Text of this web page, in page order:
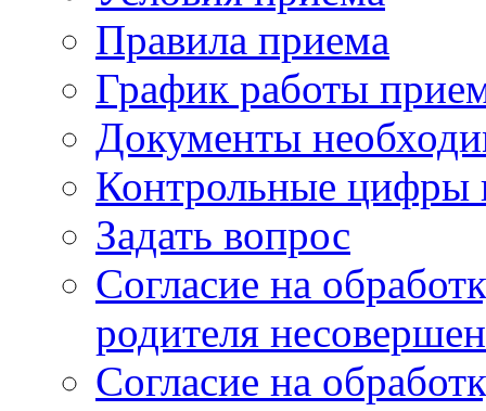
Правила приема
График работы
Документы
Контрольные цифры
Задать вопрос
Согласие на
родителя
Согласие на